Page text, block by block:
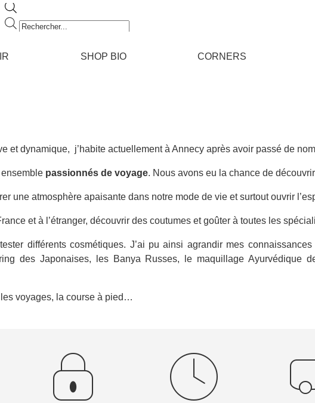
Recherche
SHOP BIO CORNERS
et dynamique, j’habite actuellement à Annecy après avoir passé de
passionnés de voyage. Nous avons eu la chance de
une atmosphère apaisante dans notre mode de vie et surtout ouvrir
et à l’étranger, découvrir des coutumes et goûter à toutes les
différents cosmétiques. J’ai pu ainsi agrandir mes
des Japonaises, les Banya Russes, le maquillage Ayurvédique
voyages, la course à pied…